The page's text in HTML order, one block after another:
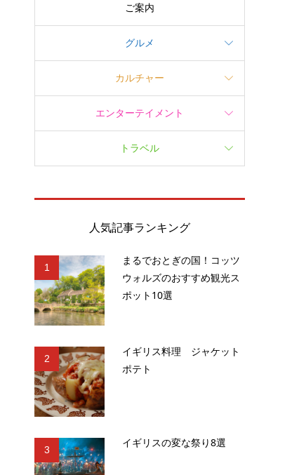
ご案内
グルメ
カルチャー
エンターテイメント
トラベル
人気記事ランキング
1
まるでおとぎの国！コッツ
ウォルズのおすすめ観光ス
ポット10選
2
イギリス料理 ジャケット
ポテト
3
イギリスの変な祭り8選